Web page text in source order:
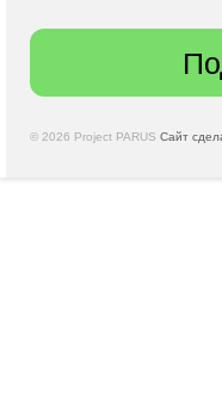
© 2026 Project PARUS Сайт